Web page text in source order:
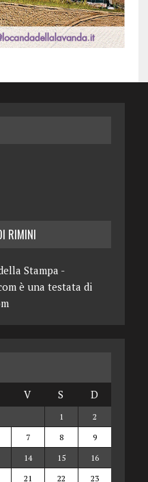
RIMINI
Stampa -
è una testata di
V S D
1
2
7 8
9
14 15
16
21 22 23